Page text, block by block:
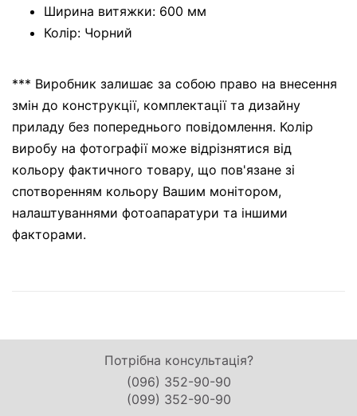
Ширина витяжки: 600 мм
Колір: Чорний
*** Виробник залишає за собою право на внесення
змін до конструкції, комплектації та дизайну
приладу без попереднього повідомлення. Колір
виробу на фотографії може відрізнятися від
кольору фактичного товару, що пов'язане зі
спотворенням кольору Вашим монітором,
налаштуваннями фотоапаратури та іншими
факторами.
Потрібна консультація?
(096) 352-90-90
(099) 352-90-90